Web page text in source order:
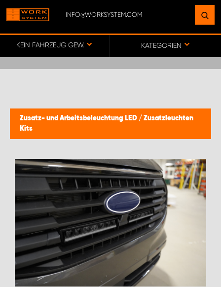
INFO@WORKSYSTEM.COM
KEIN FAHRZEUG GEWÄHLT KATEGORIEN
Zusatz- und Arbeitsbeleuchtung LED / Zusatzleuchten
Kits
FINDEN SIE EINEN STANDORT
IN IHRER NÄHE
KEY ACCOUNT GERMANY
WORK SYSTEM BERLIN
WORK SYSTEM FRANKFURT (MAIN)
WORK SYSTEM GERA
WORK SYSTEM HAMBURG
WORK SYSTEM LEIPZIG/HALLE